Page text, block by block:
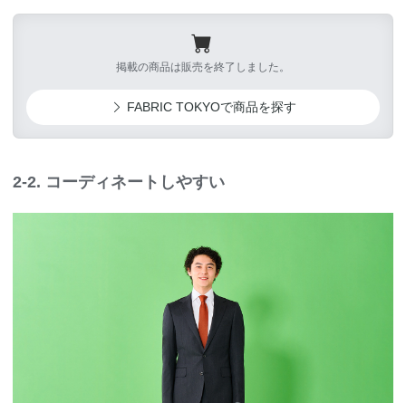
掲載の商品は販売を終了しました。
FABRIC TOKYOで商品を探す
2-2. コーディネートしやすい